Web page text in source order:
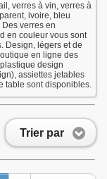
verres à vin, verres à
ivoire, bleu
verres en
en couleur vous sont
Design, légers et de
en ligne des
design
assiettes jetables
table sont disponibles.
Trier par